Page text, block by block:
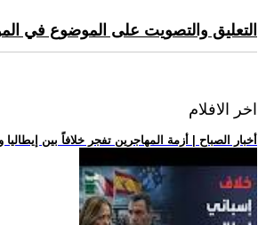
التعليق والتصويت على الموضوع في
اخر الافلام
.. أخبار الصباح | أزمة المهاجرين تفجر خلافاً بين إيطاليا